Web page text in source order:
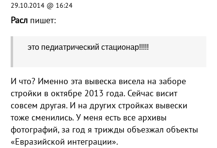
29.10.2014 @ 16:24
Расл пишет:
это педиатрический стационар!!!!!
И что? Именно эта вывеска висела на заборе
стройки в октябре 2013 года. Сейчас висит
совсем другая. И на других стройках вывески
тоже сменились. У меня есть все архивы
фотографий, за год я трижды объезжал объекты
«Евразийской интеграции».